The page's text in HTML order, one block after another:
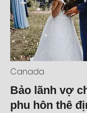
Canada
Bảo lãnh vợ
phu hôn thê